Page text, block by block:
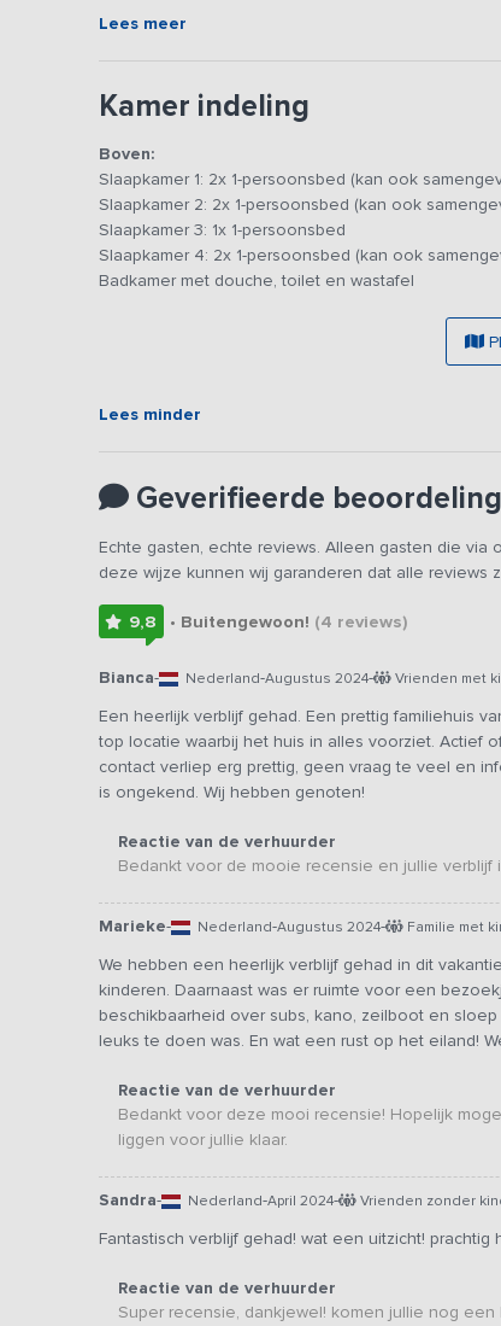
maken van toertochten over het water geldt een
je binnen en buiten gemakkelijk met elkaar
TV aanwezig, naast een grote eettafel en een
kopjes koffie (koffiebonen inbegrepen) en met de
lekkerste gerechten op tafel. Mooi weer? Er is een
goed van pas komt!
je gewekt door de fluitende vogels die zich in het
Het grote terras biedt een adembenemend uitzicht
familie!
een SUP (2 stuks), kano, optimist (klein zeilbootje
een polyvalk met buitenboordmotor huren. Dit kan
gereserveerd (vraag hen naar de actuele prijzen).
Lees meer
Kamer indeling
Boven:
Slaapkamer 1: 2x 1-persoonsbed (kan ook
Slaapkamer 2: 2x 1-persoonsbed (kan ook
Slaapkamer 3: 1x 1-persoonsbed
Slaapkamer 4: 2x 1-persoonsbed (kan ook
Badkamer met douche, toilet en wastafel
Lees minder
Geverifieerde
Echte gasten, echte reviews. Alleen gasten die
deze wijze kunnen wij garanderen dat alle reviews
9,8 • Buitengewoon! (4 reviews)
Bianca- Nederland-Augustus 2024- Vrienden met
Een heerlijk verblijf gehad. Een prettig familiehuis
top locatie waarbij het huis in alles voorziet. Actief
contact verliep erg prettig, geen vraag te veel en
is ongekend. Wij hebben genoten!
Reactie van de verhuurder
Bedankt voor de mooie recensie en jullie verblijf
Marieke- Nederland-Augustus 2024- Familie met
We hebben een heerlijk verblijf gehad in dit
kinderen. Daarnaast was er ruimte voor een
beschikbaarheid over subs, kano, zeilboot en
leuks te doen was. En wat een rust op het eiland!
Reactie van de verhuurder
Bedankt voor deze mooi recensie! Hopelijk
liggen voor jullie klaar.
Sandra- Nederland-April 2024- Vrienden zonder
Fantastisch verblijf gehad! wat een uitzicht! prachtig
Reactie van de verhuurder
Super recensie, dankjewel! komen jullie nog